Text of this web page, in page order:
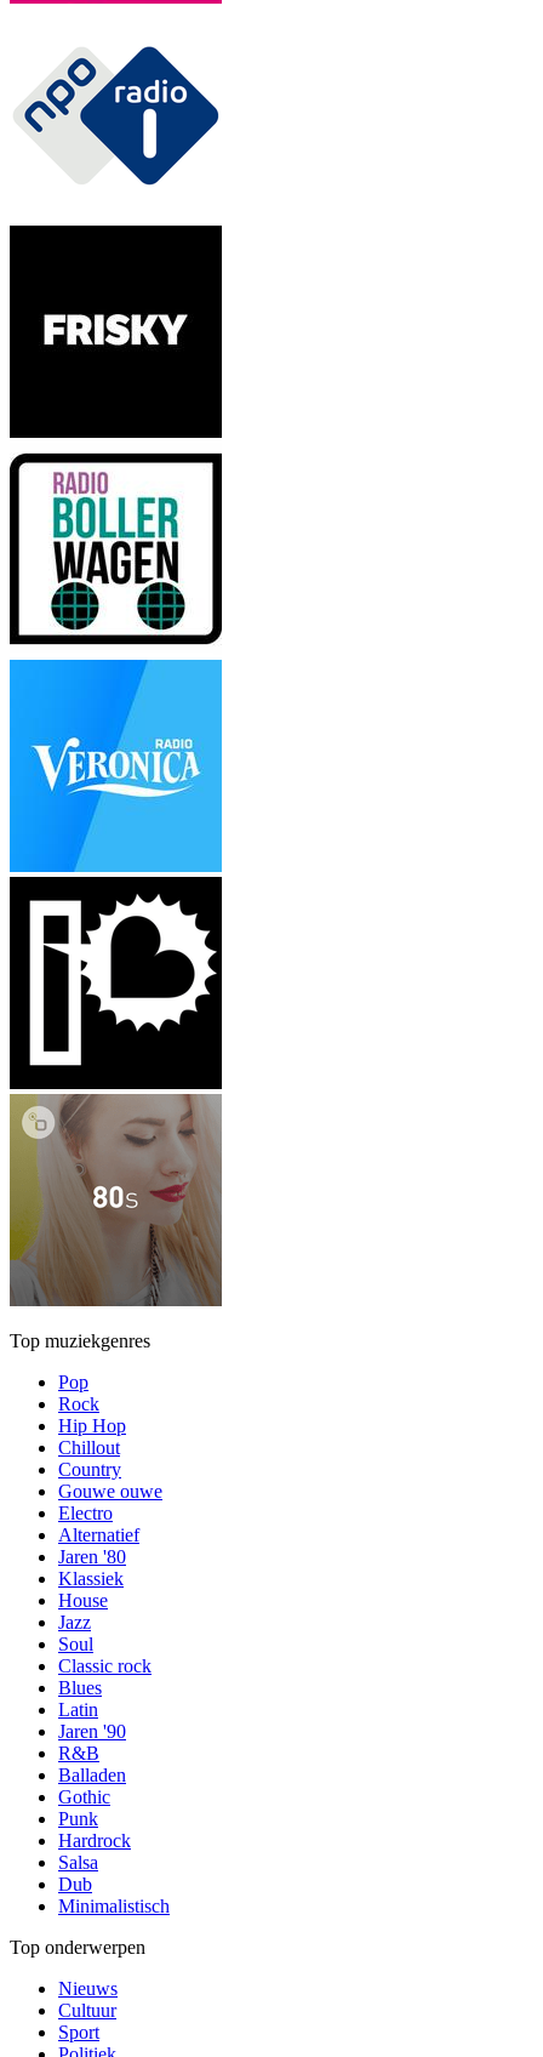
Top muziekgenres
Pop
Rock
Hip Hop
Chillout
Country
Gouwe ouwe
Electro
Alternatief
Jaren '80
Klassiek
House
Jazz
Soul
Classic rock
Blues
Latin
Jaren '90
R&B
Balladen
Gothic
Punk
Hardrock
Salsa
Dub
Minimalistisch
Top onderwerpen
Nieuws
Cultuur
Sport